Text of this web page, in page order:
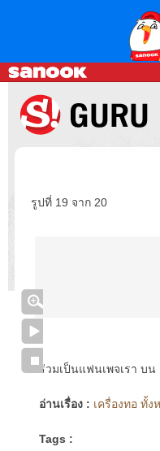
รูปที่ 19 จาก 20
ร่วมเป็นแฟนเพจเรา บน
อ่านเรื่อง : เครื่องทอ ทั้ง
Tags :